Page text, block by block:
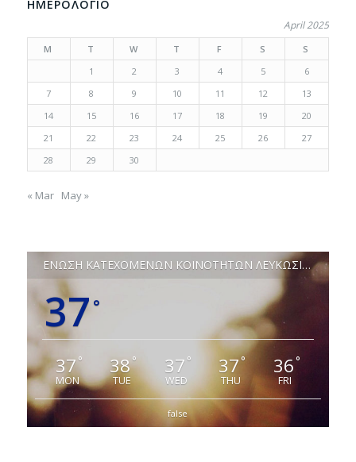
ΗΜΕΡΟΛΟΓΙΟ
April 2025
M T W T F S
S
1
2 3 4 5
6
7
8 9 10 11 12
13
14
15 16 17 18 19
20
21
22 23 24 25 26
27
28
29 30
« Mar May »
ΕΝΩΣΗ ΚΑΤΕΧΟΜΕΝΩΝ ΚΟΙΝΟΤΗΤΩΝ ΛΕΥΚΩΣΙΑΣ
37 °
37°
MON
38°
TUE
37 °
WED
37 °
THU
36°
FRI
false